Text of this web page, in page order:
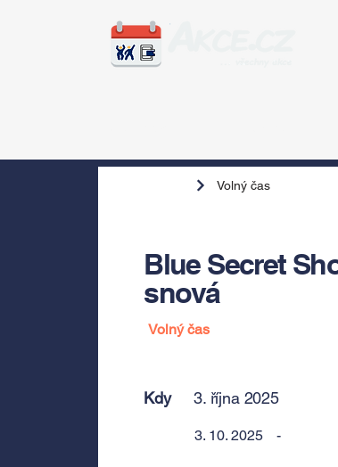
Volný čas
Blue Secret
snová
Volný čas
Kdy 3. října 2025
3. 10. 2025 -